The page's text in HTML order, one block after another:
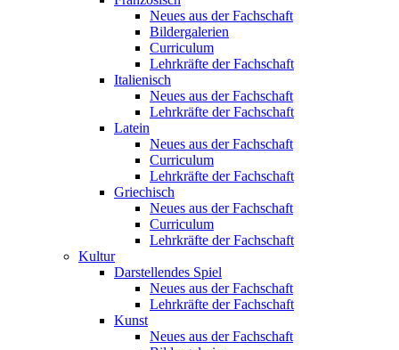
Neues aus der Fachschaft
Bildergalerien
Curriculum
Lehrkräfte der Fachschaft
Italienisch
Neues aus der Fachschaft
Lehrkräfte der Fachschaft
Latein
Neues aus der Fachschaft
Curriculum
Lehrkräfte der Fachschaft
Griechisch
Neues aus der Fachschaft
Curriculum
Lehrkräfte der Fachschaft
Kultur
Darstellendes Spiel
Neues aus der Fachschaft
Lehrkräfte der Fachschaft
Kunst
Neues aus der Fachschaft